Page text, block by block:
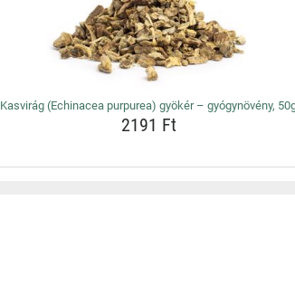
Kasvirág (Echinacea purpurea) gyökér – gyógynövény,
2191 Ft